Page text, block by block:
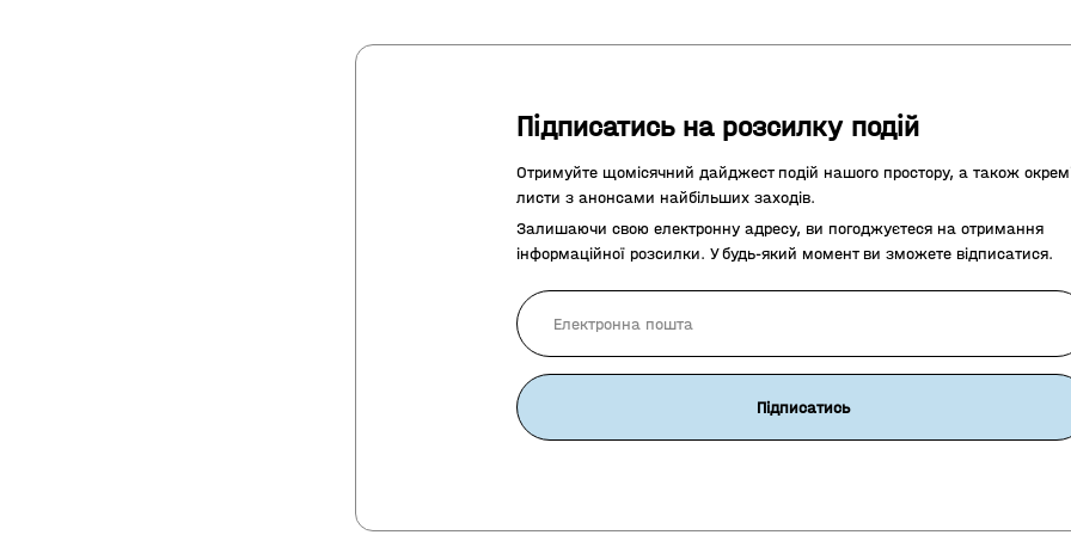
Підписатись на розсилку подій
Отримуйте щомісячний дайджест подій нашого простору, а також
листи з анонсами найбільших заходів.
Залишаючи свою електронну адресу, ви погоджуєтеся на отримання
інформаційної розсилки. У будь-який момент ви зможете відписатися.